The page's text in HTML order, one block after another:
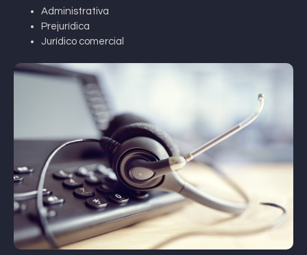
Administrativa
Prejurídica
Jurídico comercial